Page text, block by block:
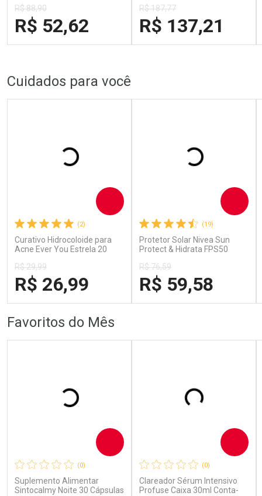
R$ 88,90
R$ 52,62
Laboratório
Por Menos
R$ 187,77
R$ 137,21
Cuidados para você
(2)
Curativo Hidrocoloide para
Acne Ever You Estrela 20
R$ 29,99
R$ 26,99
Comprar
FECHAR
FECHAR
Por Menos
(19)
Protetor Solar Nivea Sun
Protect & Hidrata FPS50
R$ 76,59
R$ 59,58
Comprar
Por Menos
Favoritos do Mês
(0)
Suplemento Alimentar
Sintocalmy Noite 30 Cápsulas
Comprar
(0)
Clareador Sérum Intensivo
Profuse Caixa 30ml Conta-
Comprar